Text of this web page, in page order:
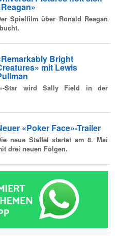
Spielfilm über Ronald Reagan
Bright
mit Lewis
Star wird Sally Field in der
«Poker Face»-Trailer
neue Staffel startet am 8. Mai
drei neuen Folgen.